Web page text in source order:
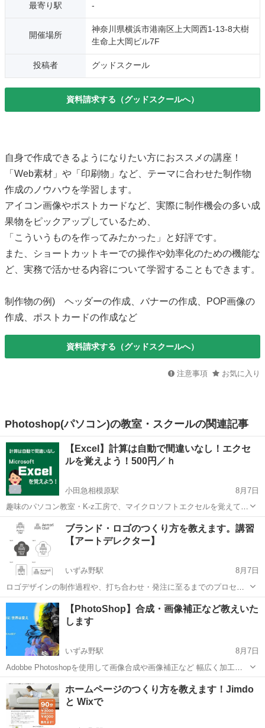
最寄り駅 -
開催場所
神奈川県横浜市港南区上大岡西1-13-8大樹
生命上大岡ビル7F
投稿者 グッドスクール
資料請求する（グッドスクールへ）
自身で作成できるようになりたい方におススメの講座！
「Web素材」や「印刷物」など、テーマに合わせた制作物
作成のノウハウを学習します。
アイコン画像やポストカードなど、実際に制作機会の多い成
果物をピックアップしているため、
「こういうものを作ってみたかった」と好評です。
また、ショートカットキーでの操作や効率化のための機能な
ど、実務で活かせる内容について学習することもできます。
制作物の例) ヘッダーの作成、バナーの作成、POP画像の
作成、ポストカードの作成など
資料請求する（グッドスクールへ）
注意事項 お気に入り
Photoshop(パソコン)の教室・スクールの関連記事
【Excel】計算は自動で間違いなし！エクセ
ルを覚えよう！500円／ｈ
小田急相模原駅
8月7日
趣味のパソコン教室・K-z工房で、マイクロソフトエクセルを覚えてみ
ませんか？ エクセル（Excel）が、パソコンに入っていたけどこれっ
て何？ 使ったことないんだけど、どうやってつかうの？ という方も多
いはず。 ...
神奈川 相模原市 小田急相模原駅 エクセル 工房
ブランド・ロゴのつくり方を教えます。講習
【アートデレクター】
いずみ野駅
8月7日
ロゴデザインの制作過程や、打ち合わせ・発注に至るまでのプロセス
は、 デザイン会社によっても様々、また個別のデザイナーによっても
異なります。 デザイナーとのミーテイングに知識がなくて躊躇してし
まう。 そんな方をサポートす...
神奈川 横浜市 Illustrator ロゴデザイン
【PhotoShop】合成・画像補正など教えいた
します
いずみ野駅
8月7日
Adobbe Photoshopを使用して画像合成や画像補正など 幅広く加工法
を教えいたします。 印刷入稿・看板出力など仕様に合わせたファイル
の作成方法もOKです。 クライアントから提供された素材を色調補正
して質感...
神奈川 横浜市 パソコン Adobe
ホームページのつくり方を教えます！Jimdo
と Wixで